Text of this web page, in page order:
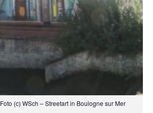
Foto (c) WSch – Streetart in Boulogne sur Mer